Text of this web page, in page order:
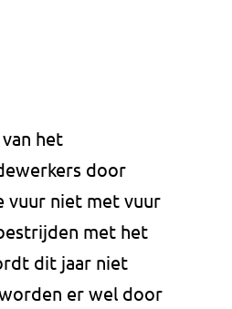
het
door
vuur niet met vuur
met het
dit jaar niet
er wel door